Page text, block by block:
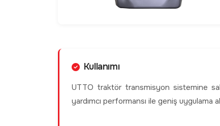
Kullanımı
UTTO traktör transmisyon sistemine
yardımcı performansı ile geniş uygulama